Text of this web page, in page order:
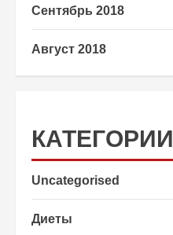
Сентябрь 2018
Август 2018
КАТЕГОРИИ
Uncategorised
Диеты